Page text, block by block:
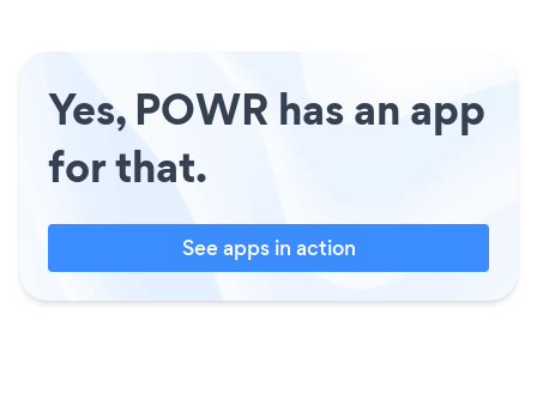
Yes, POWR has an app
for that.
See apps in action